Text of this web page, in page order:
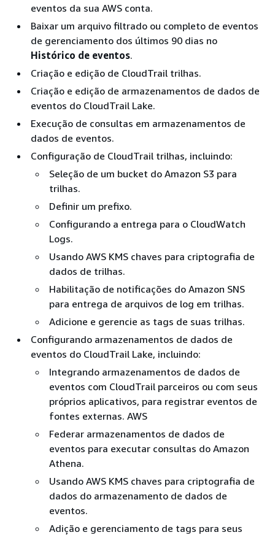
eventos da sua AWS conta.
Baixar um arquivo filtrado ou completo de eventos
de gerenciamento dos últimos 90 dias no
Histórico de eventos.
Criação e edição de CloudTrail trilhas.
Criação e edição de armazenamentos de dados de
eventos do CloudTrail Lake.
Execução de consultas em armazenamentos de
dados de eventos.
Configuração de CloudTrail trilhas, incluindo:
Seleção de um bucket do Amazon S3 para
trilhas.
Definir um prefixo.
Configurando a entrega para o CloudWatch
Logs.
Usando AWS KMS chaves para criptografia de
dados de trilhas.
Habilitação de notificações do Amazon SNS
para entrega de arquivos de log em trilhas.
Adicione e gerencie as tags de suas trilhas.
Configurando armazenamentos de dados de
eventos do CloudTrail Lake, incluindo:
Integrando armazenamentos de dados de
eventos com CloudTrail parceiros ou com seus
próprios aplicativos, para registrar eventos de
fontes externas. AWS
Federar armazenamentos de dados de
eventos para executar consultas do Amazon
Athena.
Usando AWS KMS chaves para criptografia de
dados do armazenamento de dados de
eventos.
Adição e gerenciamento de tags para seus